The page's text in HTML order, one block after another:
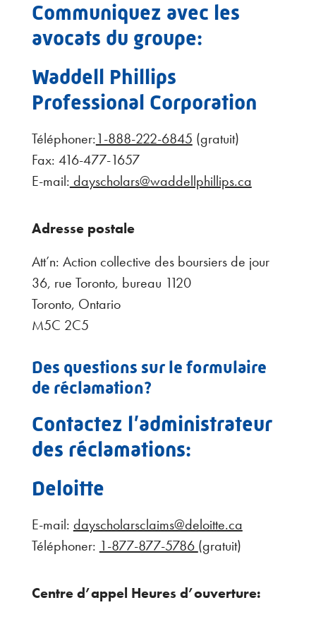
Communiquez avec les
avocats du groupe:
Waddell Phillips
Professional Corporation
Téléphoner:1-888-222-6845 (gratuit)
Fax: 416-477-1657
E-mail: dayscholars@waddellphillips.ca
Adresse postale
Att’n: Action collective des boursiers de jour
36, rue Toronto, bureau 1120
Toronto, Ontario
M5C 2C5
Des questions sur le formulaire
de réclamation?
Contactez l’administrateur
des réclamations:
Deloitte
E-mail: dayscholarsclaims@deloitte.ca
Téléphoner: 1-877-877-5786 (gratuit)
Centre d’appel Heures d’ouverture: